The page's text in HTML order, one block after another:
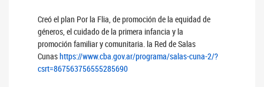
Creó el plan Por la Flia, de promoción de la equidad de
géneros, el cuidado de la primera infancia y la
promoción familiar y comunitaria. la Red de Salas
Cunashttps://www.cba.gov.ar/programa/salas-cuna-2/?
csrt=867563756555285690